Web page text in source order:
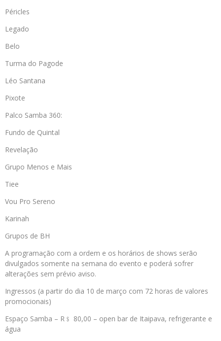
Péricles
Legado
Belo
Turma do Pagode
Léo Santana
Pixote
Palco Samba 360:
Fundo de Quintal
Revelação
Grupo Menos e Mais
Tiee
Vou Pro Sereno
Karinah
Grupos de BH
A programação com a ordem e os horários de shows serão
divulgados somente na semana do evento e poderá sofrer
alterações sem prévio aviso.
Ingressos (a partir do dia 10 de março com 72 horas de valores
promocionais)
Espaço Samba – R﹩ 80,00 – open bar de Itaipava, refrigerante e
água